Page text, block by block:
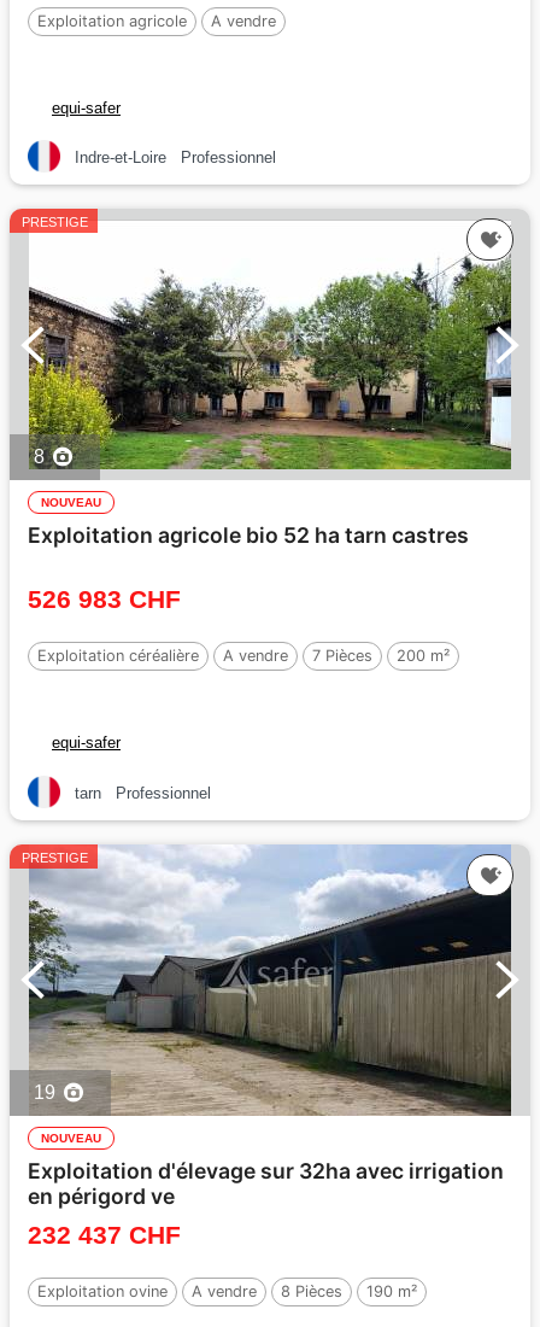
Exploitation agricole A vendre
equi-safer
Indre-et-Loire Professionnel
PRESTIGE
8
NOUVEAU
Exploitation agricole bio 52 ha tarn castres
526 983 CHF
Exploitation céréalière A vendre 7 Pièces 200 m²
equi-safer
tarn Professionnel
PRESTIGE
19
NOUVEAU
Exploitation d'élevage sur 32ha avec irrigation
en périgord ve
232 437 CHF
Exploitation ovine A vendre 8 Pièces 190 m²